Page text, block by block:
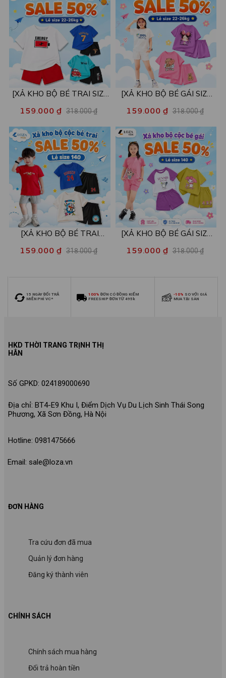
[XẢ KHO BỘ BÉ TRAI SIZE
mẫu - Quần áo bé trai từ 22-
26kg - Loza Kids XB004
159.000 ₫ 318.000 ₫
[XẢ KHO BỘ BÉ GÁI SIZE
mẫu - Quần áo bé gái từ 22-
26kg - Loza Kids XB005
159.000 ₫ 318.000 ₫
[XẢ KHO BỘ BÉ TRAI
nhiều mẫu - Quần áo bé trai
159.000 ₫ 318.000 ₫
[XẢ KHO BỘ BÉ GÁI SIZE
mẫu - Quần áo bé gái từ 26-
159.000 ₫ 318.000 ₫
15 NGÀY ĐỔI TRẢ
MIỄN PHÍ VC*
100% ĐƠN CÓ ĐỒNG KIỂM
FREESHIP ĐƠN TỪ 495k
-10% SO VỚI GIÁ
MUA TẠI SÀN
CHÍNH SÁCH
Chính sách mua hàng
Đổi trả hoàn tiền
HKD THỜI TRANG TRỊNH THỊ
HÂN
Số GPKD: 024189000690
Địa chỉ: BT4-E9 Khu I, Điểm Dịch Vụ Du Lịch Sinh Thái Song
Phương, Xã Sơn Đồng, Hà Nội
Hotline: 0981475666
Email: sale@loza.vn
ĐƠN HÀNG
Tra cứu đơn đã mua
Quản lý đơn hàng
Đăng ký thành viên